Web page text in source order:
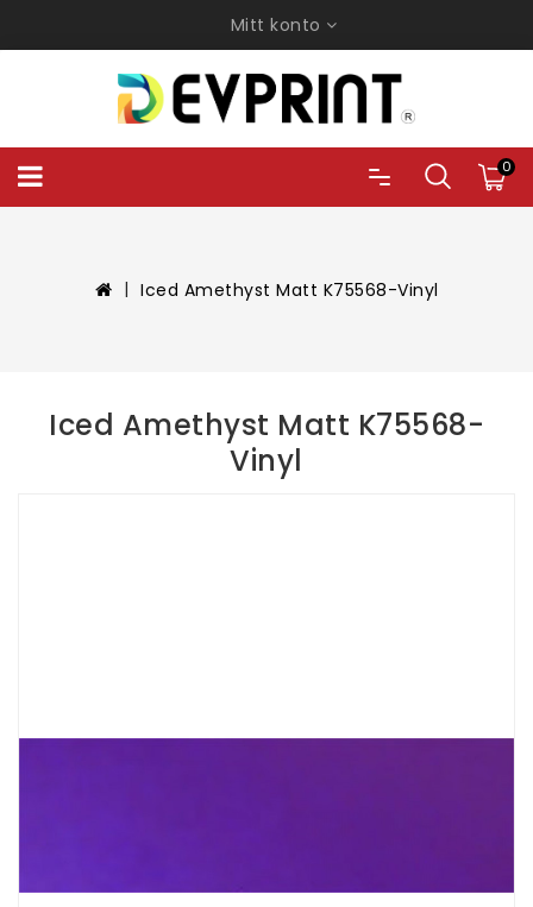
Mitt konto
0
Iced Amethyst Matt K75568-Vinyl
Iced Amethyst Matt K75568-
Vinyl